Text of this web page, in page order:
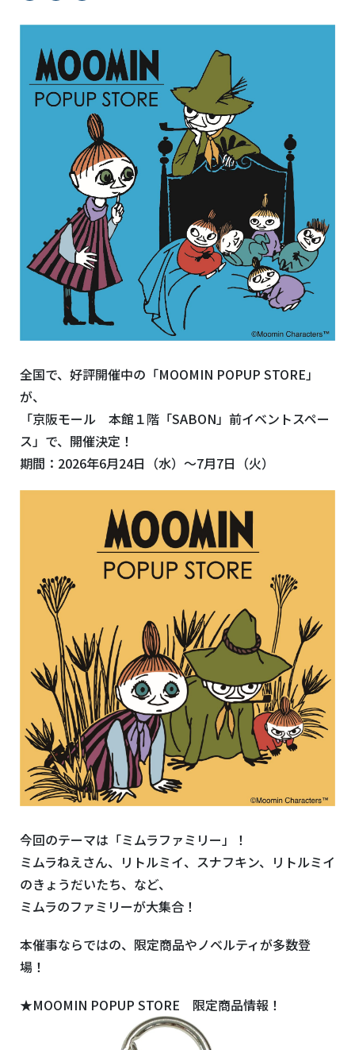
全国で、好評開催中の「MOOMIN POPUP STORE」
が、
「京阪モール 本館１階「SABON」前イベントスペー
ス」で、開催決定！
期間：2026年6月24日（水）〜7月7日（火）
今回のテーマは「ミムラファミリー」！
ミムラねえさん、リトルミイ、スナフキン、リトルミイ
のきょうだいたち、など、
ミムラのファミリーが大集合！
本催事ならではの、限定商品やノベルティが多数登
場！
★MOOMIN POPUP STORE 限定商品情報！